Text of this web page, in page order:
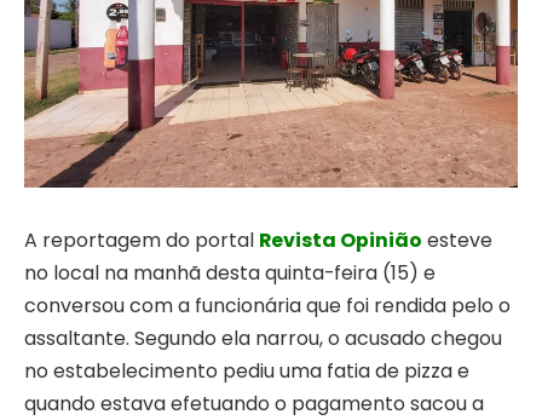
A reportagem do portal Revista Opinião esteve
no local na manhã desta quinta-feira (15) e
conversou com a funcionária que foi rendida pelo o
assaltante. Segundo ela narrou, o acusado chegou
no estabelecimento pediu uma fatia de pizza e
quando estava efetuando o pagamento sacou a